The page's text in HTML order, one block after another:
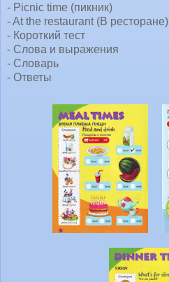
- Picnic time (пикник)
- At the restaurant (В ресторане)
- Короткий тест
- Слова и выражения
- Словарь
- Ответы